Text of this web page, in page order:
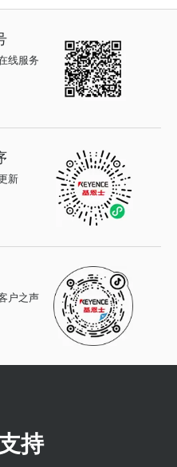
线服务
新
户之声
持